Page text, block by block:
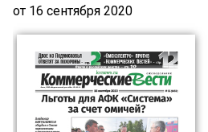
ПРОИСШЕСТВИЯ
СТИЛЬ ЖИЗНИ
от 16 сентября 2020